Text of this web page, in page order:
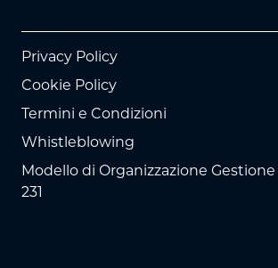
Privacy Policy
Cookie Policy
Termini e Condizioni
Whistleblowing
Modello di Organizzazione
231